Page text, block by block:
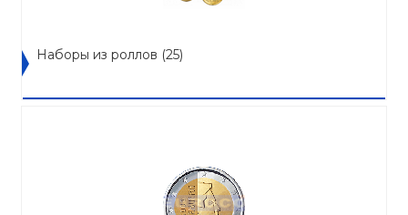
Наборы из роллов (25)